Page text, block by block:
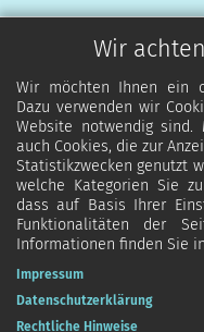
Wir
Wir möchten Ihnen ein
Dazu verwenden wir
Website notwendig sind.
auch Cookies, die zur
Statistikzwecken genutzt
welche Kategorien Sie
dass auf Basis Ihrer
Funktionalitäten der
Informationen finden Sie
Impressum
Datenschutzerklärung
Rechtliche Hinweise